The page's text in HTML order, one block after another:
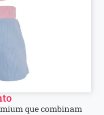
que combinam